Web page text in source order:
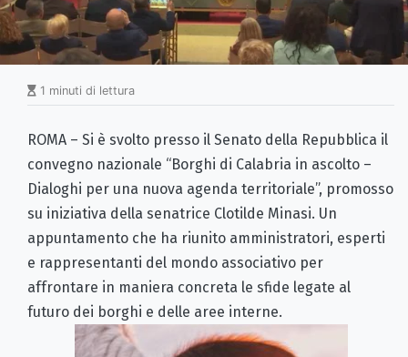
1 minuti di lettura
ROMA – Si è svolto presso il Senato della Repubblica il
convegno nazionale “Borghi di Calabria in ascolto –
Dialoghi per una nuova agenda territoriale”, promosso
su iniziativa della senatrice Clotilde Minasi. Un
appuntamento che ha riunito amministratori, esperti
e rappresentanti del mondo associativo per
affrontare in maniera concreta le sfide legate al
futuro dei borghi e delle aree interne.